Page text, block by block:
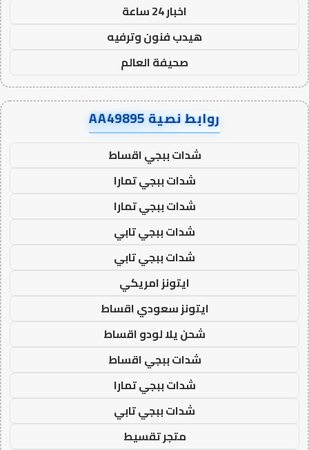
اخبار 24 ساعة
هيدب فنون وترفيه
صحيفة العالم
روابط نصية AA49895
شدات ببجي اقساط
شدات ببجي تمارا
شدات ببجي تمارا
شدات ببجي تابي
شدات ببجي تابي
ايتونز امريكي
ايتونز سعودي اقساط
شحن يلا لودو اقساط
شدات ببجي اقساط
شدات ببجي تمارا
شدات ببجي تابي
متجر تقسيط